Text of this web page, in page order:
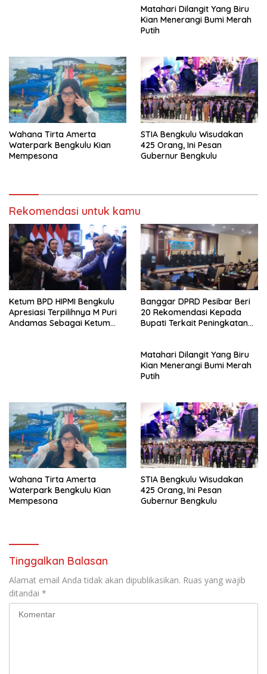
Matahari Dilangit Yang Biru
Kian Menerangi Bumi Merah
Putih
Wahana Tirta Amerta
Waterpark Bengkulu Kian
Mempesona
STIA Bengkulu Wisudakan
425 Orang, Ini Pesan
Gubernur Bengkulu
Rekomendasi untuk kamu
Ketum BPD HIPMI Bengkulu
Apresiasi Terpilihnya M Puri
Andamas Sebagai Ketum
Banggar DPRD Pesibar Beri
20 Rekomendasi Kepada
Bupati Terkait Peningkatan
Matahari Dilangit Yang Biru
Kian Menerangi Bumi Merah
Putih
Wahana Tirta Amerta
Waterpark Bengkulu Kian
Mempesona
STIA Bengkulu Wisudakan
425 Orang, Ini Pesan
Gubernur Bengkulu
Tinggalkan Balasan
Alamat email Anda tidak akan dipublikasikan. Ruas yang wajib
ditandai *